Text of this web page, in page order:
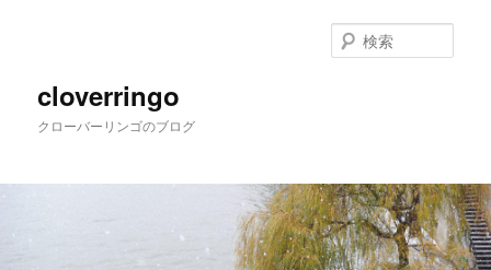
cloverringo
クローバーリンゴのブログ
索